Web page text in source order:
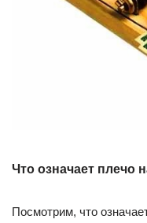
Что означает плечо
Посмотрим, что